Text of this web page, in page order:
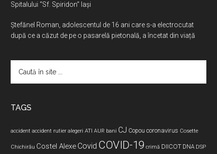
Spitalului “Sf. Spiridon” Iași
Ştefănel Roman, adolescentul de 16 ani care s-a electrocutat
după ce a căzut de pe o pasarelă pietonală, a încetat din viață
TAGS
accident accident rutier alegeri ATI AUR bani CJ Copou coronavirus Cosette
Chichirău Costel Alexe Covid COVID-19 crimă DIICOT DNA DSP